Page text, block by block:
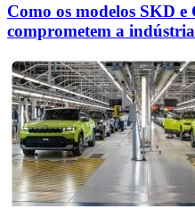
Como os modelos SKD e
comprometem a